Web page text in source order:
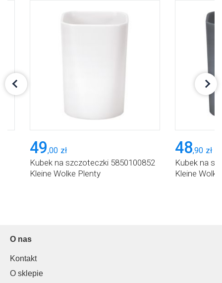
49,00 zł
Kubek na szczoteczki 5850100852
Kleine Wolke Plenty
48,90 zł
Kubek na
Kleine
O nas
Kontakt
O sklepie